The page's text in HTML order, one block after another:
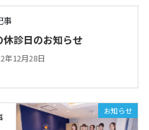
事
休診日のお知らせ
年12月28日
お知らせ